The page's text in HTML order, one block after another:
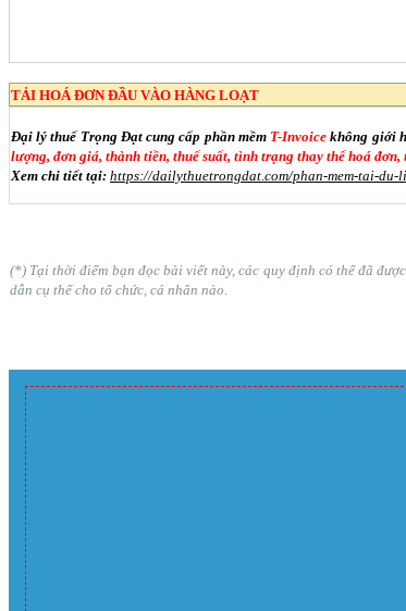
TẢI HOÁ ĐƠN ĐẦU VÀO HÀNG LOẠT
Đại lý thuế Trọng Đạt cung cấp phần mềm T-Invoice không giới
lượng, đơn giá, thành tiền, thuế suất, tình trạng thay thế hoá
Xem chi tiết tại: https://dailythuetrongdat.com/phan-mem-tai-
(*) Tại thời điểm bạn đọc bài viết này, các quy định có thể đã
dẫn cụ thể cho tổ chức, cá nhân nào.